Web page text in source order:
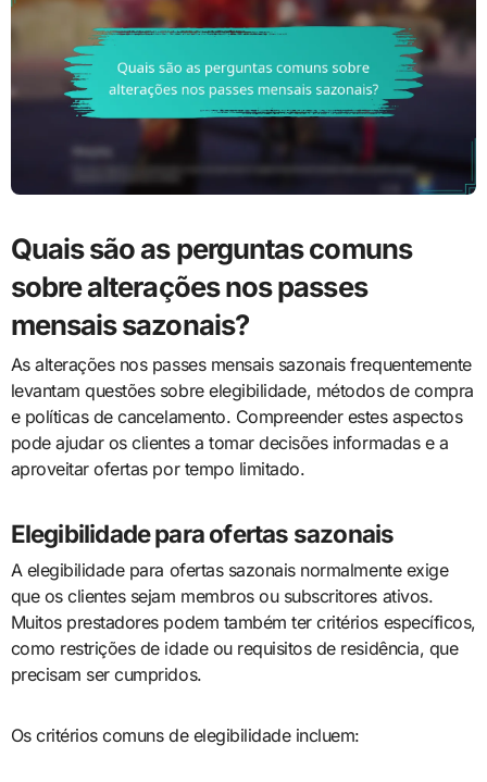
Quais são as perguntas comuns
sobre alterações nos passes
mensais sazonais?
As alterações nos passes mensais sazonais frequentemente
levantam questões sobre elegibilidade, métodos de compra
e políticas de cancelamento. Compreender estes aspectos
pode ajudar os clientes a tomar decisões informadas e a
aproveitar ofertas por tempo limitado.
Elegibilidade para ofertas sazonais
A elegibilidade para ofertas sazonais normalmente exige
que os clientes sejam membros ou subscritores ativos.
Muitos prestadores podem também ter critérios específicos,
como restrições de idade ou requisitos de residência, que
precisam ser cumpridos.
Os critérios comuns de elegibilidade incluem: